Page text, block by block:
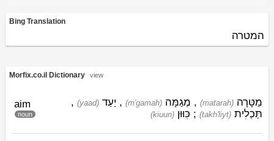
Bing Translation
המטרה
Morfix.co.il Dictionary view
aim
noun
(matarah) מַטָּרָה ,
(m'gamah) מְגַמָּה ,
(yaad) יַעַד ,
(takh'liyt) תַּכְלִית ;
(kiuun) כִּוּוּן